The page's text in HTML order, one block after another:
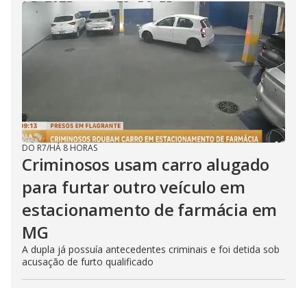
DO R7/HÁ 8 HORAS
Criminosos usam carro alugado
para furtar outro veículo em
estacionamento de farmácia em
MG
A dupla já possuía antecedentes criminais e foi detida sob
acusação de furto qualificado